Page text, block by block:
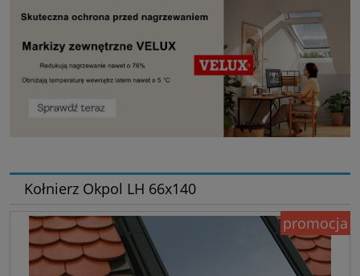
Kołnierz Okpol LH 66x140
promocja